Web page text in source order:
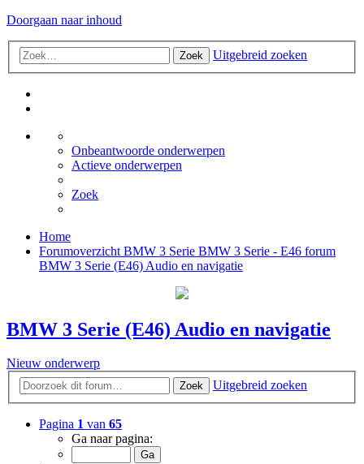
Doorgaan naar inhoud
Zoek Uitgebreid zoeken
Onbeantwoorde onderwerpen
Actieve onderwerpen
Zoek
Home
Forumoverzicht BMW 3 Serie BMW 3 Serie - E46 forum
BMW 3 Serie (E46) Audio en navigatie
BMW 3 Serie (E46) Audio en navigatie
Nieuw onderwerp
Zoek Uitgebreid zoeken
Pagina 1 van 65
Ga naar pagina: